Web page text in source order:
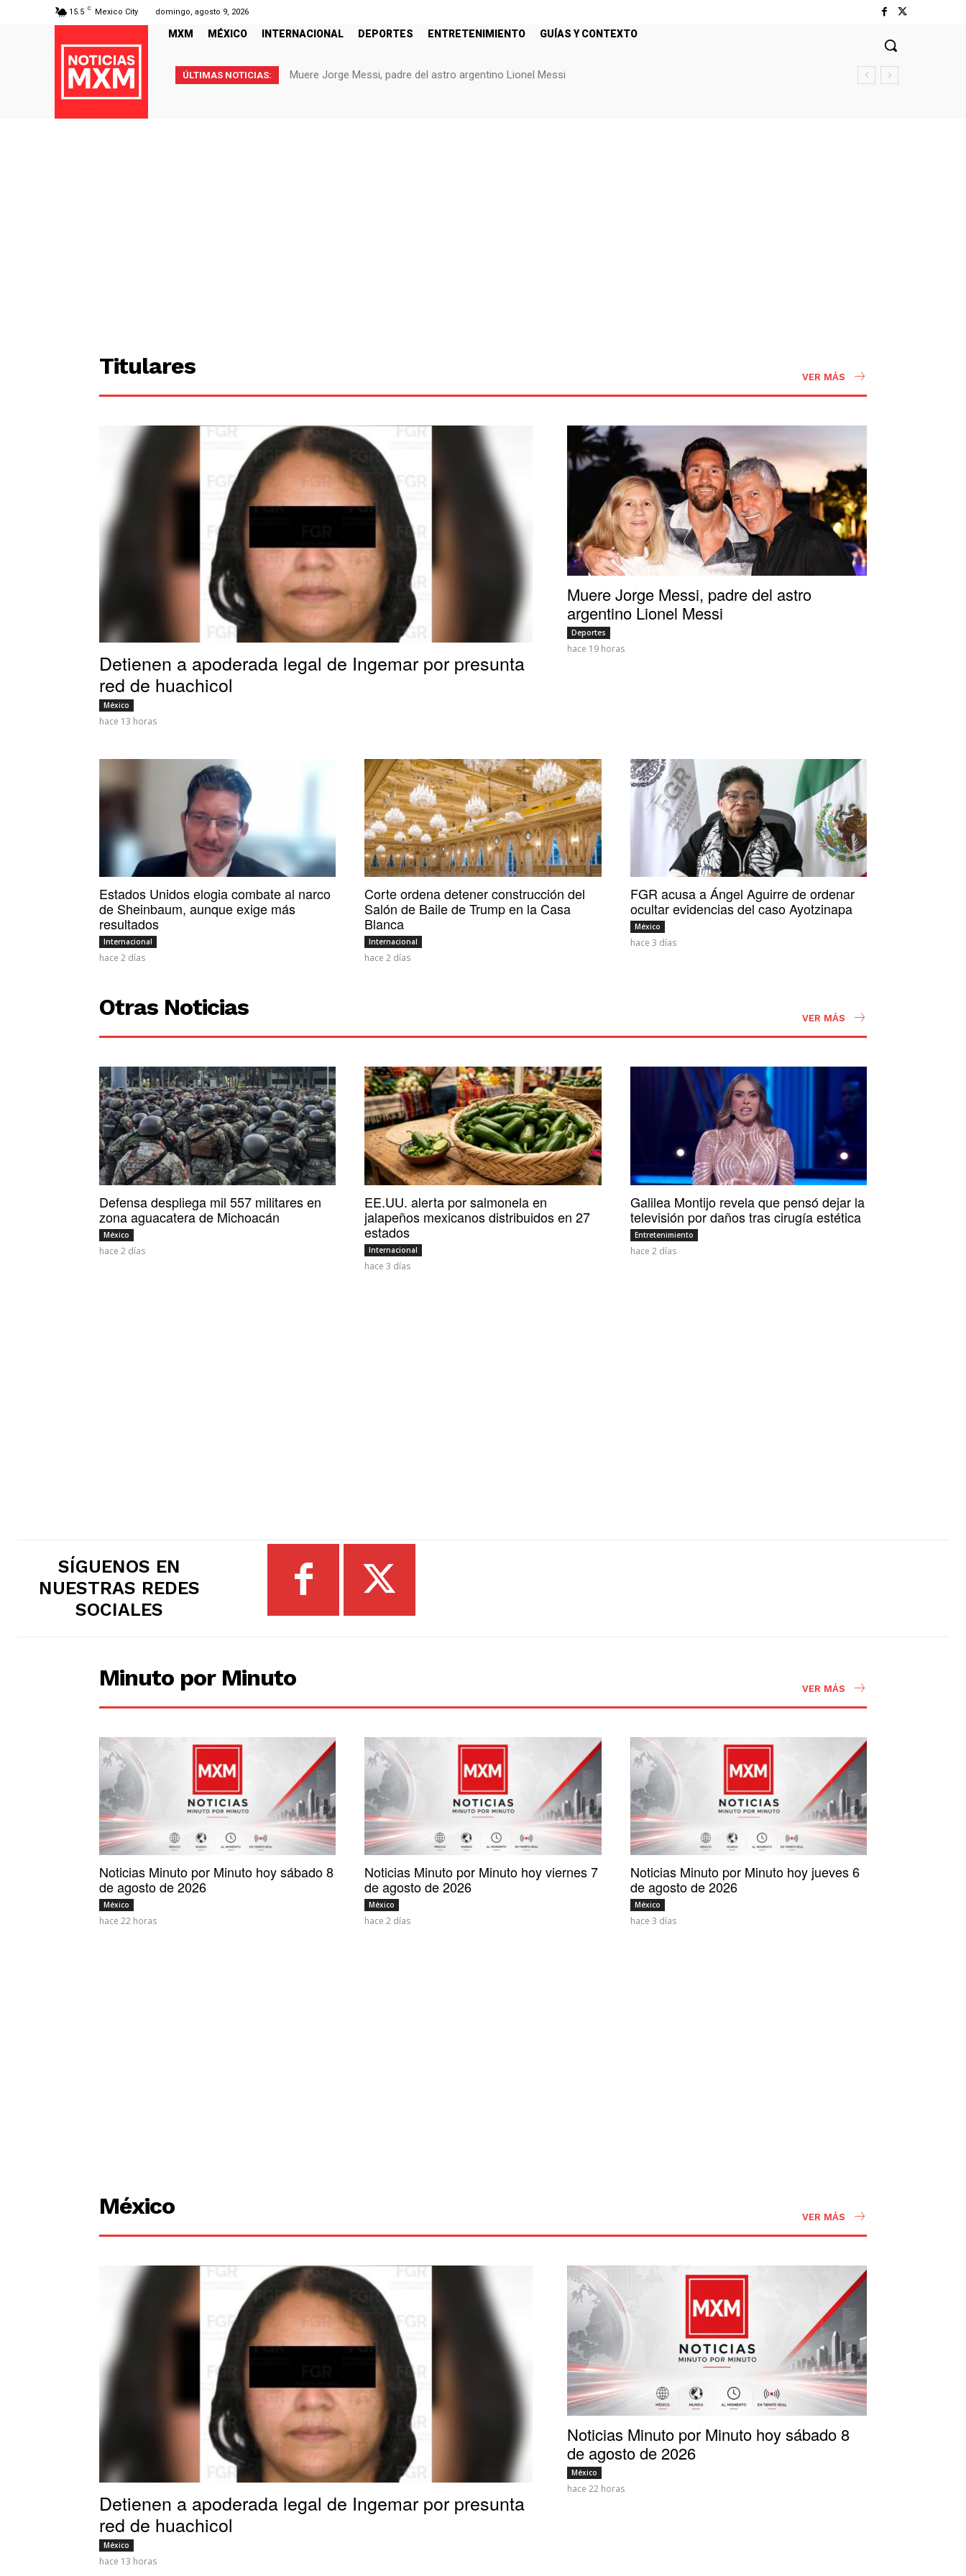
15.5 C Mexico City domingo, agosto 9, 2026
MXM MÉXICO INTERNACIONAL DEPORTES ENTRETENIMIENTO GUÍAS Y CONTEXTO
ÚLTIMAS NOTICIAS: Noticias Minuto por Minuto hoy sábado 8 de agosto de 2026
Titulares VER MÁS
Detienen a apoderada legal de Ingemar por presunta
red de huachicol
México
hace 13 horas
Muere Jorge Messi, padre del astro
argentino Lionel Messi
Deportes
hace 19 horas
Estados Unidos elogia combate al narco
de Sheinbaum, aunque exige más
resultados
Internacional
hace 2 días
Corte ordena detener construcción del
Salón de Baile de Trump en la Casa
Blanca
Internacional
hace 2 días
FGR acusa a Ángel Aguirre de ordenar
ocultar evidencias del caso Ayotzinapa
México
hace 3 días
Otras Noticias VER MÁS
Defensa despliega mil 557 militares en
zona aguacatera de Michoacán
México
hace 2 días
EE.UU. alerta por salmonela en
jalapeños mexicanos distribuidos en 27
estados
Internacional
hace 3 días
Galilea Montijo revela que pensó dejar la
televisión por daños tras cirugía estética
Entretenimiento
hace 2 días
SÍGUENOS EN
NUESTRAS REDES
SOCIALES
Minuto por Minuto VER MÁS
Noticias Minuto por Minuto hoy sábado 8
de agosto de 2026
México
hace 22 horas
Noticias Minuto por Minuto hoy viernes 7
de agosto de 2026
México
hace 2 días
Noticias Minuto por Minuto hoy jueves 6
de agosto de 2026
México
hace 3 días
México VER MÁS
Detienen a apoderada legal de Ingemar por presunta
red de huachicol
México
hace 13 horas
Noticias Minuto por Minuto hoy sábado 8
de agosto de 2026
México
hace 22 horas